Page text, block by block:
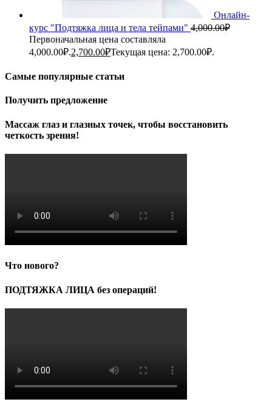
Онлайн-
курс "Подтяжка лица и тела тейпами" 4,000.00₽
Первоначальная цена составляла
4,000.00₽.2,700.00₽Текущая цена: 2,700.00₽.
Самые популярные статьи
Получить предложение
Массаж глаз и глазных точек, чтобы восстановить
четкость зрения!
Что нового?
ПОДТЯЖКА ЛИЦА без операций!